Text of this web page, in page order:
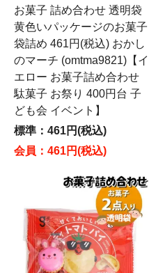
お菓子 詰め合わせ 透明袋
黄色いパッケージのお菓子
袋詰め 461円(税込) おかし
のマーチ (omtma9821)【イ
エロー お菓子詰め合わせ
駄菓子 お祭り 400円台 子
ども会 イベント】
標準：461円(税込)
会員：461円(税込)